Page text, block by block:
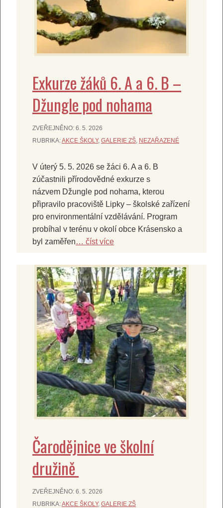
Exkurze žáků 6. A a 6. B –
Džungle pod nohama
ZVEŘEJNĚNO: 6. 5. 2026
RUBRIKA:AKCE ŠKOLY, GALERIE ZŠ, NEZAŘAZENÉ
V úterý 5. 5. 2026 se žáci 6. A a 6. B
zúčastnili přírodovědné exkurze s
názvem Džungle pod nohama, kterou
připravilo pracoviště Lipky – školské zařízení
pro environmentální vzdělávání. Program
probíhal v terénu v okolí obce Krásensko a
byl zaměřen… číst více
Čarodějnice ve školní
družině
ZVEŘEJNĚNO: 6. 5. 2026
RUBRIKA:AKCE ŠKOLY, GALERIE ZŠ